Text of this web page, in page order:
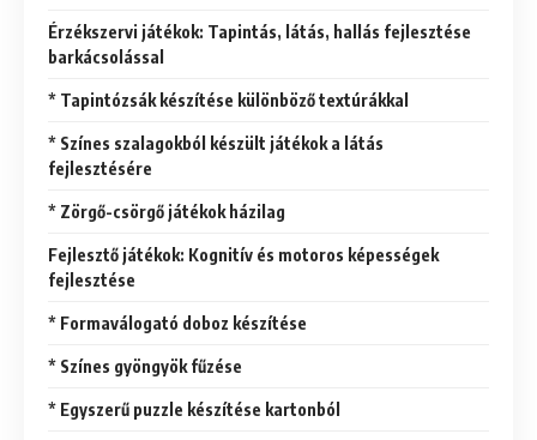
Érzékszervi játékok: Tapintás, látás, hallás fejlesztése
barkácsolással
* Tapintózsák készítése különböző textúrákkal
* Színes szalagokból készült játékok a látás
fejlesztésére
* Zörgő-csörgő játékok házilag
Fejlesztő játékok: Kognitív és motoros képességek
fejlesztése
* Formaválogató doboz készítése
* Színes gyöngyök fűzése
* Egyszerű puzzle készítése kartonból